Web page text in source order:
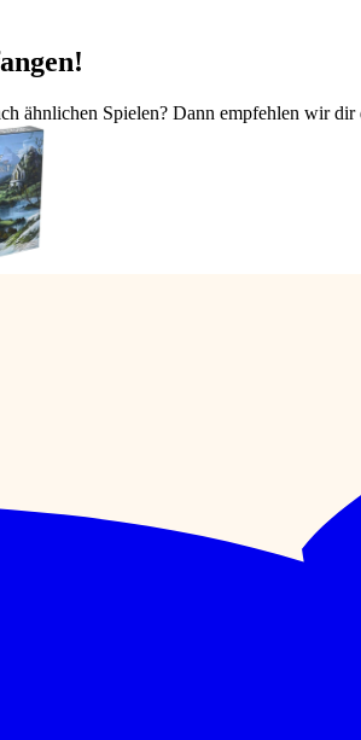
ähnlichen Spielen? Dann empfehlen wir dir